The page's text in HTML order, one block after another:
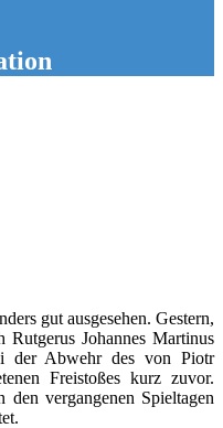
gut ausgesehen. Gestern,
Johannes Martinus
der Abwehr des von Piotr
Freistoßes kurz zuvor.
vergangenen Spieltagen